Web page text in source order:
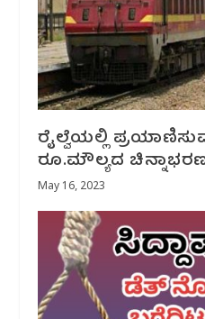
ರೈಲ್ವೆಯಲ್ಲಿ
ರೂ.‌ಮೌಲ್ಯದ
May 16, 2023